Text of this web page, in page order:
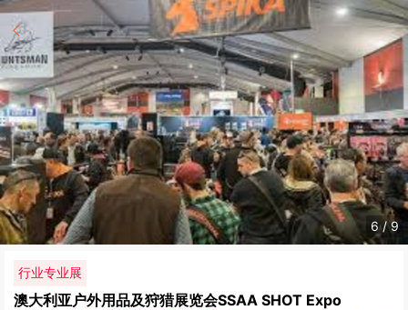
6/9
行业专业展
澳大利亚户外用品及狩猎展览会SSAA SHOT Expo